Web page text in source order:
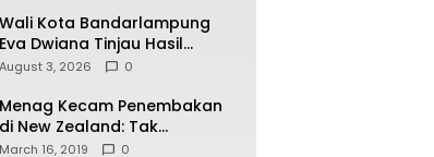
Wali Kota Bandarlampung
Eva Dwiana Tinjau Hasil
Perbaikan Jalan Wala Kuba
August 3, 2026 0
Menag Kecam Penembakan
di New Zealand: Tak
Berperikemanusiaan!
March 16, 2019 0